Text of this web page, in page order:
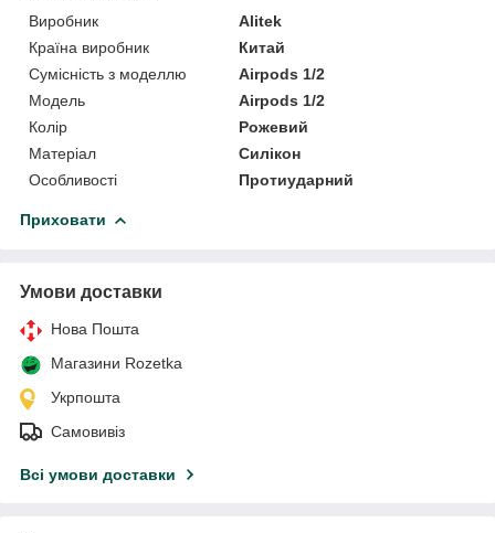
Виробник
Alitek
Країна виробник
Китай
Сумісність з моделлю
Airpods 1/2
Модель
Airpods 1/2
Колір
Рожевий
Матеріал
Силікон
Особливості
Протиударний
Приховати
Умови доставки
Нова Пошта
Магазини Rozetka
Укрпошта
Самовивіз
Всі умови доставки